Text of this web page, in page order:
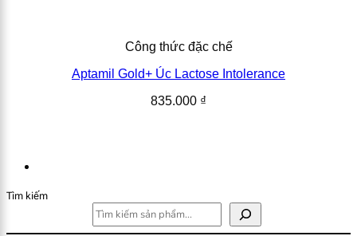
Công thức đặc chế
Aptamil Gold+ Úc Lactose Intolerance
835.000 ₫
Tìm kiếm